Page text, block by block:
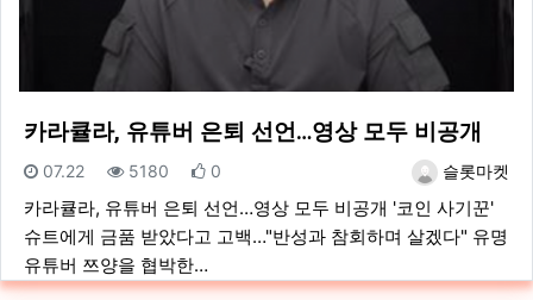
카라큘라, 유튜버 은퇴 선언…영상 모두 비공개
등록자슬롯마켓
등록일
07.22 조회
5180 추천
0
카라큘라, 유튜버 은퇴 선언…영상 모두 비공개 '코인 사기꾼'
슈트에게 금품 받았다고 고백…"반성과 참회하며 살겠다" 유명
유튜버 쯔양을 협박한…